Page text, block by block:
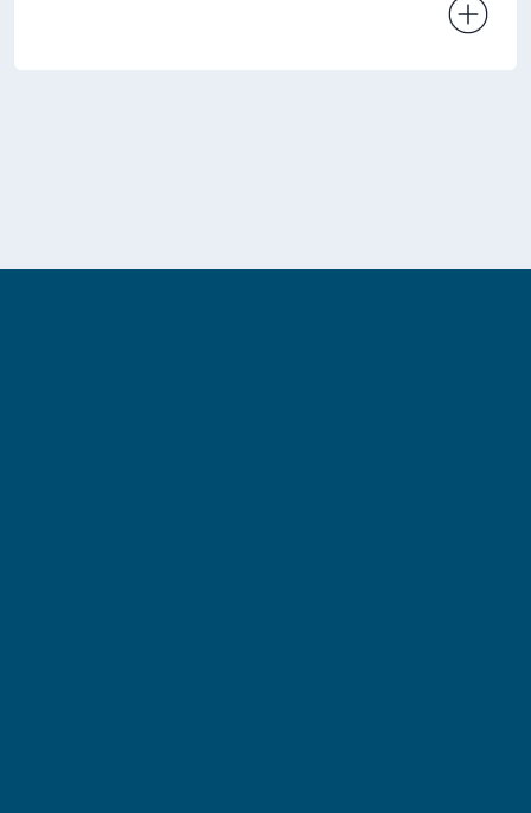
Ver projeto